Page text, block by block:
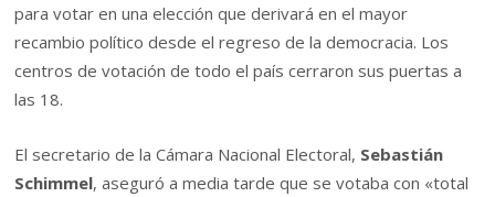
para votar en una elección que derivará en el mayor
recambio político desde el regreso de la democracia. Los
centros de votación de todo el país cerraron sus puertas a
las 18.
El secretario de la Cámara Nacional Electoral, Sebastián
Schimmel, aseguró a media tarde que se votaba con «total